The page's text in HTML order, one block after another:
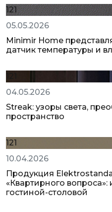
121
05.05.2026
Minimir Home
датчик температуры и
04.05.2026
Streak: узоры света,
пространство
121
10.04.2026
Продукция
«Квартирного
гостиной-столовой